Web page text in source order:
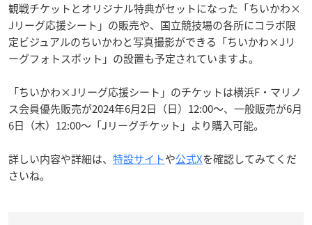
観戦チケットとオリジナル特典がセットになった「ちいかわ×
Jリーグ応援シート」の販売や、国立競技場の各所にコラボ限
定ビジュアルのちいかわと写真撮影ができる「ちいかわ×Jリ
ーグフォトスポット」の設置も予定されていますよ。
「ちいかわ×Jリーグ応援シート」のチケットは横浜F・マリノ
ス会員優先販売が2024年6月2日（日）12:00〜、一般販売が6月
6日（木）12:00〜「Jリーグチケット」より購入可能。
詳しい内容や詳細は、 特設サイトや公式Xを確認してみてくだ
さいね。